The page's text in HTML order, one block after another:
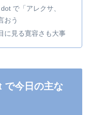
で「アレクサ、
おう
に見る寛容さも大事
で今日の主な